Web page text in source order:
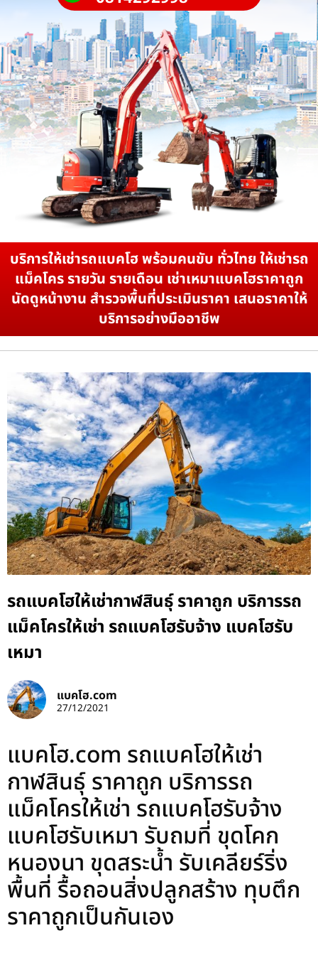
บริการให้เช่ารถแบคโฮ พร้อมคนขับ ทั่วไทย ให้เช่ารถ
แม็คโคร รายวัน รายเดือน เช่าเหมาแบคโฮราคาถูก
นัดดูหน้างาน สำรวจพื้นที่ประเมินราคา เสนอราคาให้
บริการอย่างมืออาชีพ
รถแบคโฮให้เช่ากาฬสินธุ์ ราคาถูก บริการรถ
แม็คโครให้เช่า รถแบคโฮรับจ้าง แบคโฮรับ
เหมา
แบคโฮ.com
27/12/2021
แบคโฮ.com รถแบคโฮให้เช่า
กาฬสินธุ์ ราคาถูก บริการรถ
แม็คโครให้เช่า รถแบคโฮรับจ้าง
แบคโฮรับเหมา รับถมที่ ขุดโคก
หนองนา ขุดสระน้ำ รับเคลียร์ริ่ง
พื้นที่ รื้อถอนสิ่งปลูกสร้าง ทุบตึก
ราคาถูกเป็นกันเอง